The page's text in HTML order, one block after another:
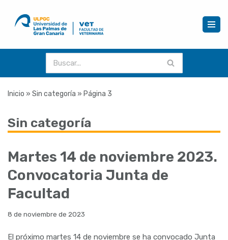
Saltar
Inicio » Sin categoría » Página 3
Sin categoría
Martes 14 de noviembre 2023.
Convocatoria Junta de
Facultad
8 de noviembre de 2023
El próximo martes 14 de noviembre se ha convocado Junta